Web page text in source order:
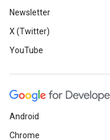
Newsletter
X (Twitter)
YouTube
Android
Chrome